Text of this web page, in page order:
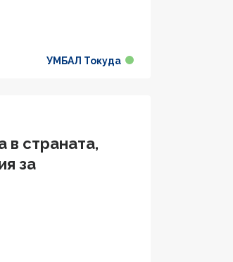
УМБАЛ Токуда
в страната,
за